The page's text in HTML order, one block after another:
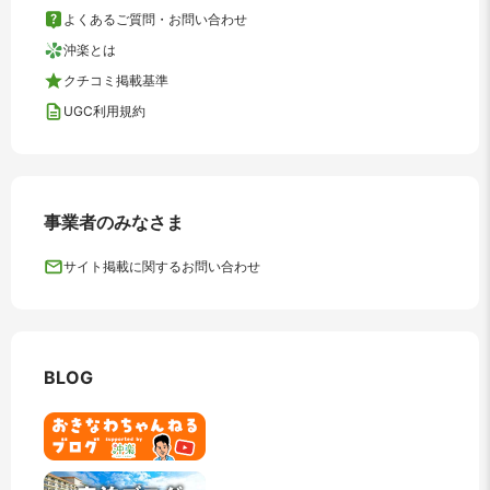
よくあるご質問・お問い合わせ
沖楽とは
クチコミ掲載基準
UGC利用規約
事業者のみなさま
サイト掲載に関するお問い合わせ
BLOG